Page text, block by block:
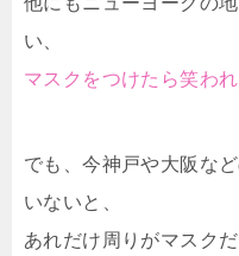
い、
マスクをつけたら笑わ
でも、今神戸や大阪な
いないと、
あれだけ周りがマスク